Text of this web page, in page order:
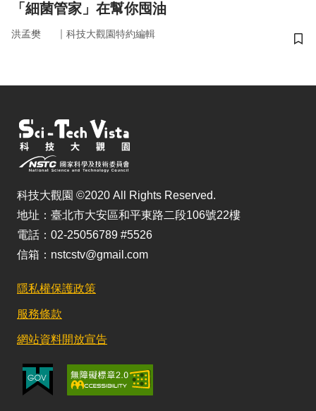
「細菌管家」在幫你囤油
洪孟樊 ｜ 科技大觀園特約編輯
儲
科技大觀園 ©2020 All Rights Reserved.
地址：臺北市大安區和平東路二段106號22樓
電話：02-25056789 #5526
信箱：nstcstv@gmail.com
隱私權保護政策
服務條款
網站資料開放宣告